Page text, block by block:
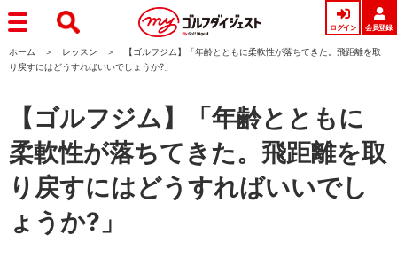
ログイン 会員登録
ホーム レッスン
【ゴルフジム】「年齢とともに柔軟性が落ちてきた。飛距離を取
り戻すにはどうすればいいでしょうか?」
【ゴルフジム】「年齢とともに
柔軟性が落ちてきた。飛距離を取
り戻すにはどうすればいいでし
ょうか?」